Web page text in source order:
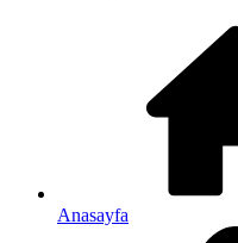
Anasayfa